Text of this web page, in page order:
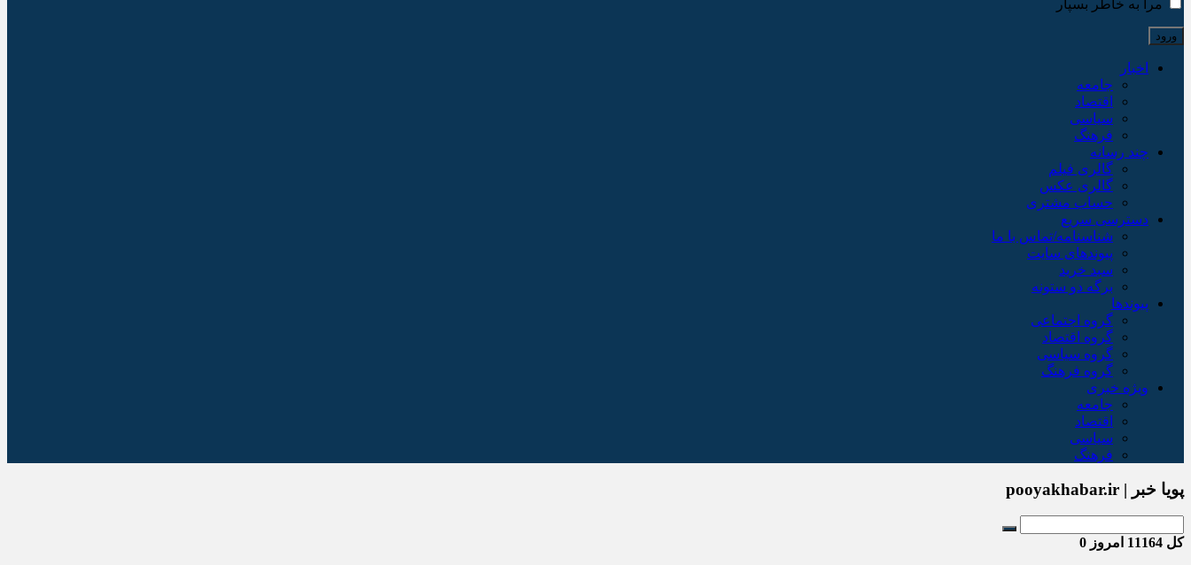
مرا به خاطر بسپار
اخبار
جامعه
اقتصاد
سیاسی
فرهنگ
چند رسانه
گالری فیلم
گالری عکس
حساب مشتری
دسترسی سریع
شناسنامه/تماس با ما
پیوندهای سایت
سبد خريد
برگه دو ستونه
پیوندها
گروه اجتماعی
گروه اقتصاد
گروه سیاسی
گروه فرهنگ
ویژه خبری
جامعه
اقتصاد
سیاسی
فرهنگ
پویا خبر | pooyakhabar.ir
کل امروز 0